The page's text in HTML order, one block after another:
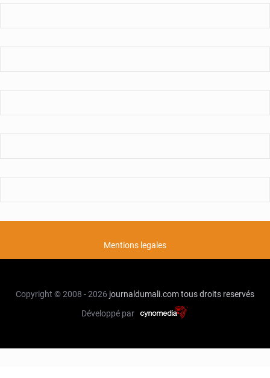
Mentions legales
Copyright © 2008 - 2026 journaldumali.comtous droits reservés
Développé par